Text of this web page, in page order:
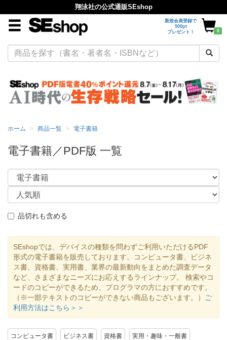
翔泳社の公式通販SEshop
新規会員登録で
500pt
プレゼント！
0
ホーム 商品一覧 電子書籍
電子書籍／PDF版 一覧
品切れも含める
SEshopでは、デバイスの種類を問わずご利用いただけるPDF
形式の電子書籍を販売しております。コンピュータ書、ビジネ
ス書、資格書、実用書、業界の最新動向をまとめた調査データ
など、さまざまなニーズにお応えするラインナップ。 検索やコ
ードのコピーができるため、プログラマの方におすすめです。
（※一部テキストのコピーができない商品もございます。）
ご
利用方法はこちら＞＞
コンピュータ書 ビジネス書 資格書 実用・趣味・一般書